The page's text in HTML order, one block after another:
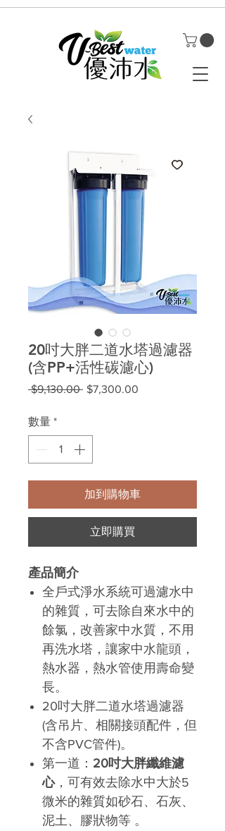
20吋大胖二道水塔過濾器
(含PP+活性碳濾心)
$9,130.00 一
格
$7,300.00
數量 *
加到購物車
立即購買
產品簡介
全戶式淨水系統可過濾水中
的雜質，可去除自來水中的
餘氯，改善家中水質，不用
再洗水塔，讓家中水龍頭，
熱水器，熱水管使用壽命變
長。
20吋大胖二道水塔過濾器
(含吊片、相關接頭配件，但
不含PVC管件)。
第一道： 20吋大胖纖維濾
心，可有效去除水中大於5
微米的雜質如砂石、石灰、
泥土、膠狀物等 。